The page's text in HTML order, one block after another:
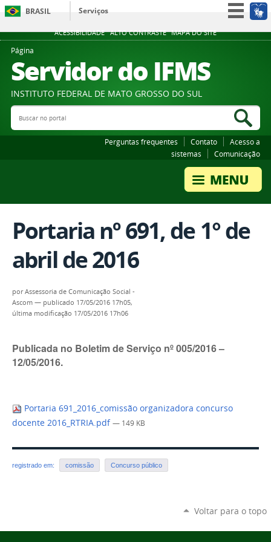
ACESSIBILIDADE ALTO CONTRASTE MAPA DO SITE
BRASIL
Serviços
Participe
Legislação
Canais
Página
Servidor do IFMS
INSTITUTO FEDERAL DE MATO GROSSO DO SUL
Buscar no portal
Perguntas frequentes Contato
Acesso a
sistemas
Comunicação
Portaria nº 691, de 1° de
abril de 2016
porAssessoria de Comunicação Social -
Ascom — publicado 17/05/2016 17h05,
última modificação 17/05/2016 17h06
Publicada no Boletim de Serviço nº 005/2016 –
12/05/2016.
Portaria 691_2016_comissão organizadora concurso
docente 2016_RTRIA.pdf — 149 KB
registrado em: comissão Concurso público
Voltar para o topo